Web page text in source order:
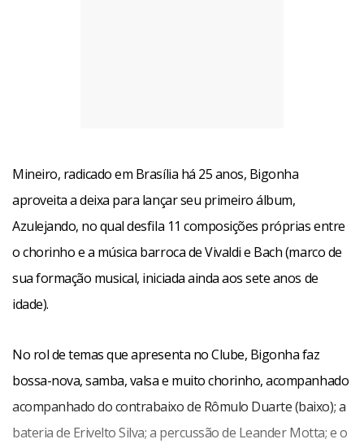
Mineiro, radicado em Brasília há 25 anos, Bigonha
aproveita a deixa para lançar seu primeiro álbum,
Azulejando, no qual desfila 11 composições próprias entre
o chorinho e a música barroca de Vivaldi e Bach (marco de
sua formação musical, iniciada ainda aos sete anos de
idade).
No rol de temas que apresenta no Clube, Bigonha faz
bossa-nova, samba, valsa e muito chorinho, acompanhado
acompanhado do contrabaixo de Rômulo Duarte (baixo); a
bateria de Erivelto Silva; a percussão de Leander Motta; e o